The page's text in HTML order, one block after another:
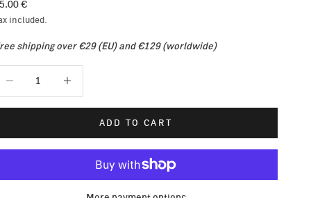
price
€
included.
shipping over €29 (EU) and €129 (worldwide)
ADD TO CART